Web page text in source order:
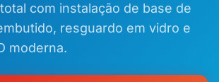
com instalação de base de
resguardo em vidro e
moderna.